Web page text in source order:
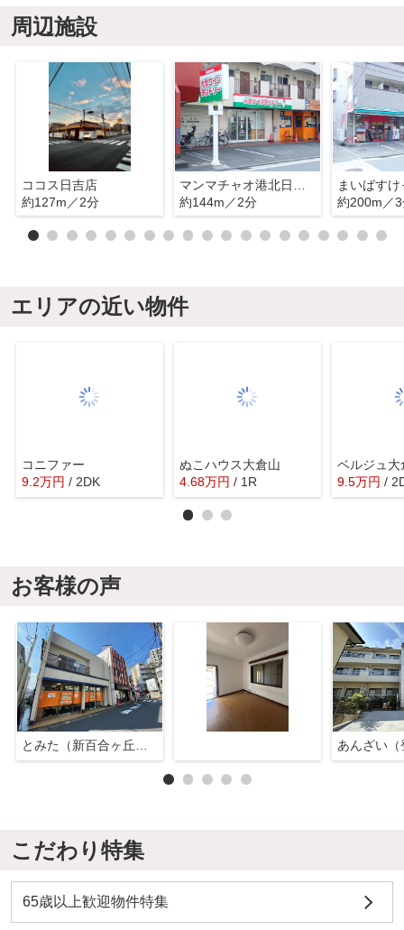
周辺施設
ココス日吉店
約127m／2分
約144m／2分
約200m／
エリアの近い物件
コニファー
9.2万円 / 2DK
ぬこハウス大倉山
4.68万円 / 1R 9.5万円 /
お客様の声
あんざい（
こだわり特集
65歳以上歓迎物件特集